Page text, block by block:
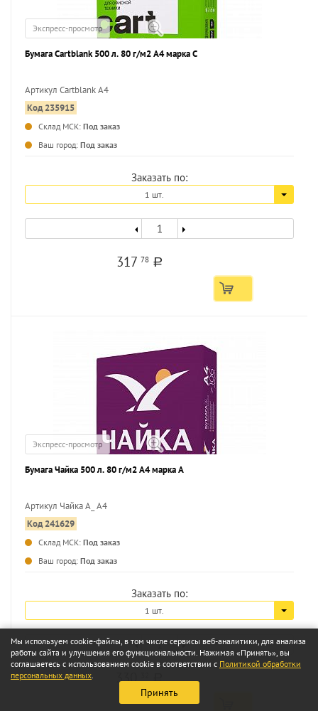
Экспресс-просмотр
Бумага Cartblank 500 л. 80 г/м2 А4 марка С
Артикул Сartblank А4
Код 235915
Склад МСК: Под заказ
Ваш город: Под заказ
Заказать по:
1 шт.
317 78 a
Экспресс-просмотр
Бумага Чайка 500 л. 80 г/м2 А4 марка А
Артикул Чайка А_ А4
Код 241629
Склад МСК: Под заказ
Ваш город: Под заказ
Заказать по:
1 шт.
330
Мы используем cookie-файлы, в том числе сервисы веб-аналитики, для анализа
работы сайта и улучшения его функциональности. Нажимая «Принять», вы
соглашаетесь с использованием cookie в соответствии с Политикой обработки
персональных данных.
Принять